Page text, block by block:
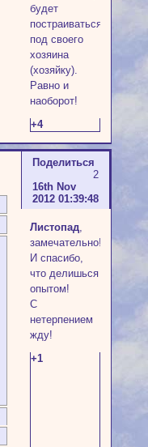
будет
постраиваться
под своего
хозяина
(хозяйку).
Равно и
наоборот!
+4
Поделиться
2
16th Nov
2012 01:39:48
Листопад,
замечательно!
И спасибо,
что делишься
опытом!
С
нетерпением
жду!
+1